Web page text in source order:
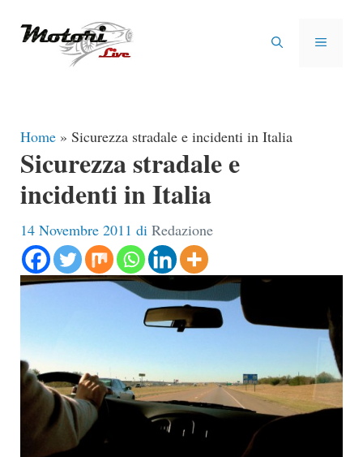
MENU
Home » Sicurezza stradale e incidenti in Italia
Sicurezza stradale e
incidenti in Italia
14 Novembre 2011 di Redazione